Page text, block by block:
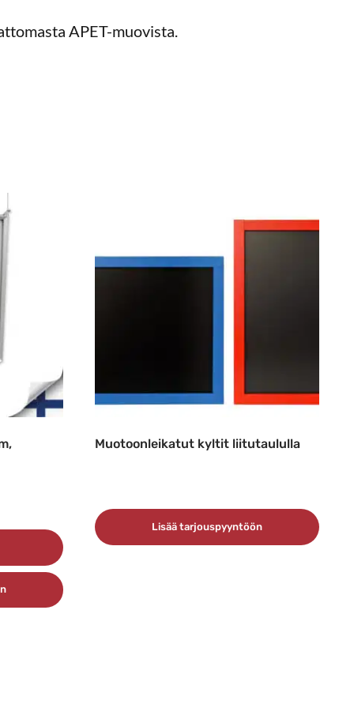
APET-muovista.
Muotoonleikatut kyltit liitutaululla
Lisää tarjouspyyntöön